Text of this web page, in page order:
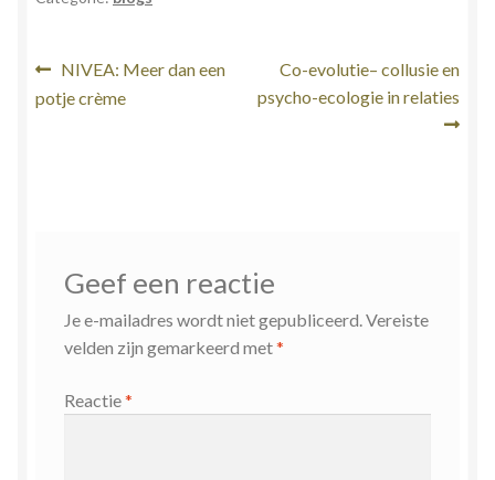
Bericht
navigatie
Vorig
bericht:
NIVEA: Meer dan een
potje crème
Volgend
bericht:
Co-evolutie– collusie en
psycho-ecologie in relaties
Geef een reactie
Je e-mailadres wordt niet gepubliceerd.Vereiste
velden zijn gemarkeerd met*
Reactie*